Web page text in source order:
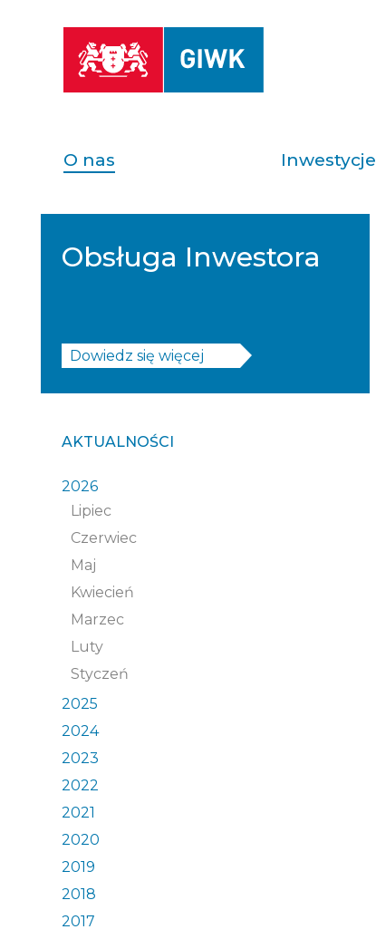
O nas Inwestycje
Obsługa Inwestora
Dowiedz się więcej
AKTUALNOŚCI
2026
Lipiec
Czerwiec
Maj
Kwiecień
Marzec
Luty
Styczeń
2025
2024
2023
2022
2021
2020
2019
2018
2017